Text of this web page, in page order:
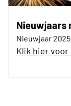
Nieuwjaars
Nieuwjaar 2025
Klik hier voor